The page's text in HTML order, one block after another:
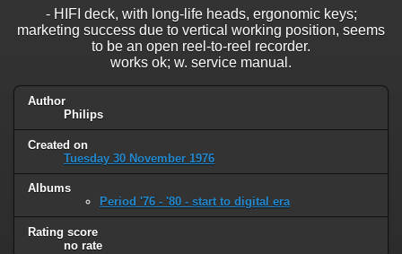
- HIFI deck, with long-life heads, ergonomic keys;
marketing success due to vertical working position, seems
to be an open reel-to-reel recorder.
works ok; w. service manual.
Author
Philips
Created on
Tuesday 30 November 1976
Albums
Period '76 - '80 - start to digital era
Rating score
no rate